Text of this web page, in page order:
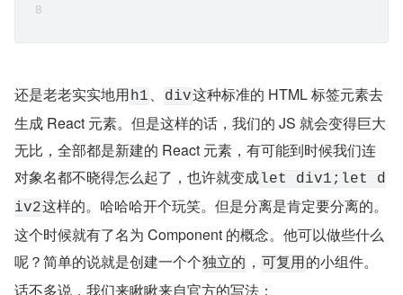
还是老老实实地用h1 、 div这种标准的 HTML 标签元素去
生成 React 元素。但是这样的话，我们的 JS 就会变得巨大
无比，全部都是新建的 React 元素，有可能到时候我们连
对象名都不晓得怎么起了，也许就变成let div1;let d
iv2这样的。哈哈哈开个玩笑。但是分离是肯定要分离的。
这个时候就有了名为 Component 的概念。他可以做些什么
呢？简单的说就是创建一个个独立的 ， 可复用的小组件。
话不多说，我们来瞅瞅来自官方的写法：